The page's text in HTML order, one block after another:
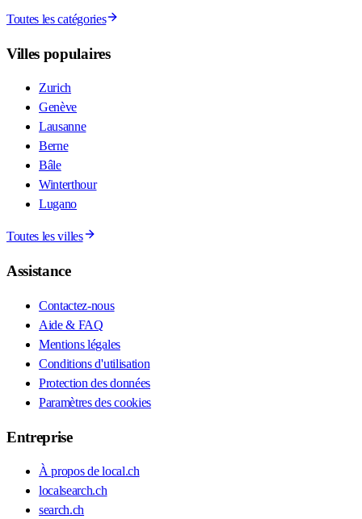
Toutes les catégories
Villes populaires
Zurich
Genève
Lausanne
Berne
Bâle
Winterthour
Lugano
Toutes les villes
Assistance
Contactez-nous
Aide & FAQ
Mentions légales
Conditions d'utilisation
Protection des données
Paramètres des cookies
Entreprise
À propos de local.ch
localsearch.ch
search.ch